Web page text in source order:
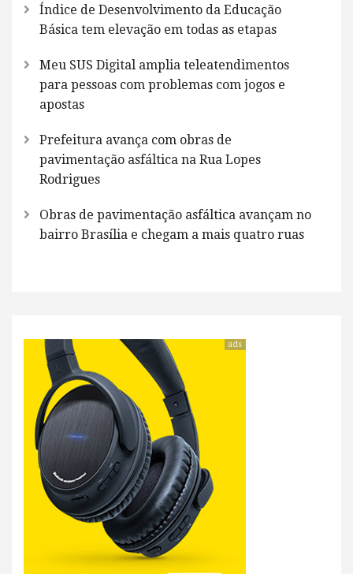
Índice de Desenvolvimento da Educação
Básica tem elevação em todas as etapas
Meu SUS Digital amplia teleatendimentos
para pessoas com problemas com jogos e
apostas
Prefeitura avança com obras de
pavimentação asfáltica na Rua Lopes
Rodrigues
Obras de pavimentação asfáltica avançam no
bairro Brasília e chegam a mais quatro ruas
ads